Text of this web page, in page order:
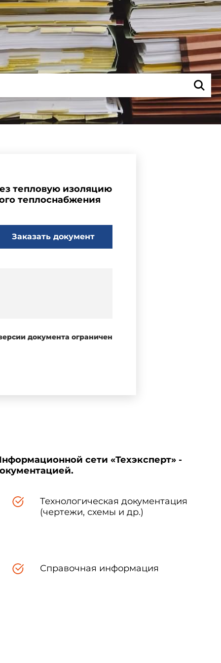
тепловую изоляцию
теплоснабжения
Заказать документ
документа ограничен
сети «Техэксперт» -
Технологическая документация
(чертежи, схемы и др.)
Справочная информация